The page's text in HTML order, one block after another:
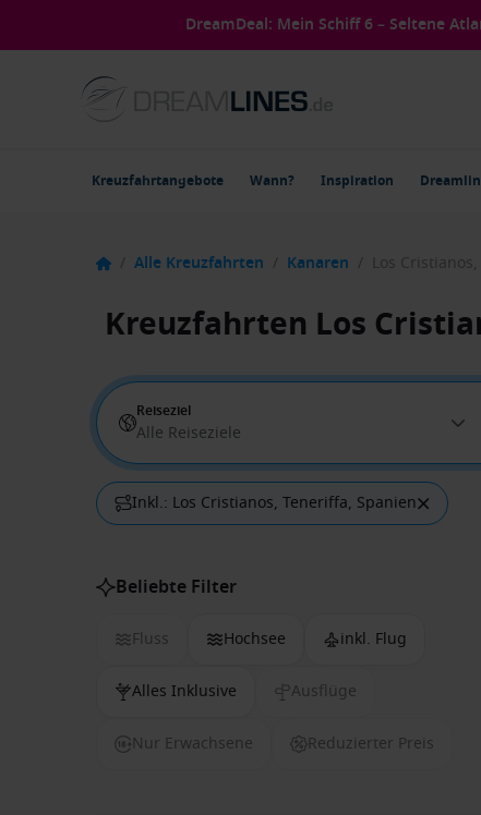
DreamDeal: Mein Schiff 6 – Seltene
Kreuzfahrtangebote Wann? Inspiration
/ Alle Kreuzfahrten / Kanaren / Los
Kreuzfahrten Los
Reiseziel
Alle Reiseziele
Inkl.: Los Cristianos, Teneriffa, Spanien
Beliebte Filter
Fluss Hochsee inkl. Flug
Alles Inklusive Ausflüge
Nur Erwachsene Reduzierter Preis